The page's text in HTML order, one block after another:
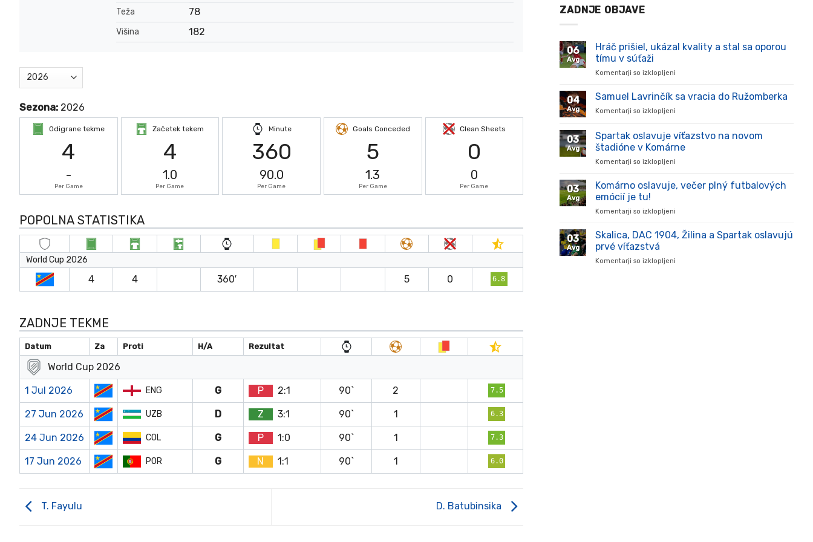
Teža 78
Višina 182
Sezona: 2026
Odigrane tekme
4
-
Per Game
Začetek tekem
4
1.0
Per Game
Minute
360
90.0
Per Game
Goals Conceded
5
1.3
Per Game
Clean Sheets
0
0
Per Game
POPOLNA STATISTIKA
World Cup 2026
4 4 360′ 5 0 6.8
ZADNJE TEKME
Datum Za Proti H/A Rezultat
World Cup 2026
1 Jul 2026 ENG G P 2:1 90` 2 7.5
27 Jun 2026 UZB D Z 3:1 90` 1 6.3
24 Jun 2026 COL G P 1:0 90` 1 7.3
17 Jun 2026 POR G N 1:1 90` 1 6.0
T. Fayulu D. Batubinsika
ZADNJE OBJAVE
06
Avg
Hráč prišiel, ukázal kvality a stal sa oporou
tímu v súťaži
Komentarji so izklopljeni
prišiel,
stal
sa
súťaži
04
Avg
Samuel Lavrinčík sa vracia do Ružomberka
Komentarji so izklopljeni
Lavrinčík
vracia
03
Avg
Spartak oslavuje víťazstvo na novom
štadióne v Komárne
Komentarji so izklopljeni
oslavuje
v
03
Avg
Komárno oslavuje, večer plný futbalových
emócií je tu!
Komentarji so izklopljeni
oslavuje,
03
Avg
Skalica, DAC 1904, Žilina a Spartak oslavujú
prvé víťazstvá
Komentarji so izklopljeni